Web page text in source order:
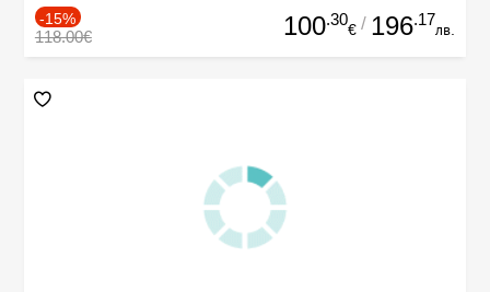
-15%
118.00€ 100.30
€ / 196.17
лв.